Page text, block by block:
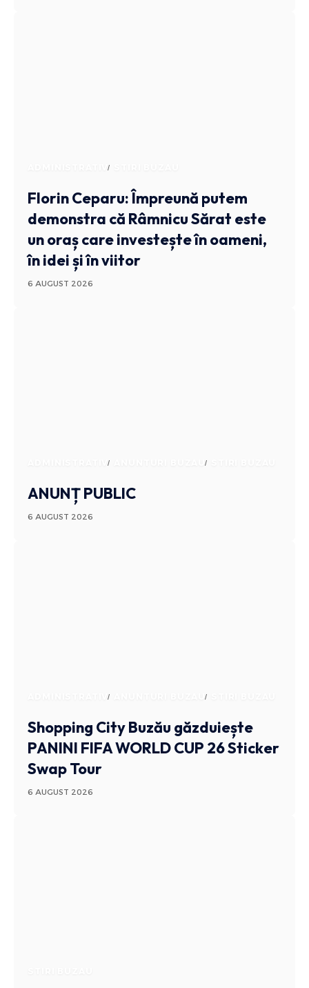
ADMINISTRATIV
Florin Ceparu: Împreună putem
demonstra că Râmnicu Sărat este
un oraș care investește în oameni,
în idei și în viitor
6 AUGUST 2026
ADMINISTRATIV ANUNTURI BUZAU
ANUNȚ PUBLIC
6 AUGUST 2026
ADMINISTRATIV ANUNTURI BUZAU
Shopping City Buzău găzduiește
PANINI FIFA WORLD CUP 26 Sticker
Swap Tour
6 AUGUST 2026